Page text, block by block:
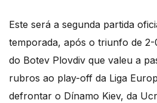
Este será a segunda partida
temporada, após o triunfo de
do Botev Plovdiv que valeu a
rubros ao play-off da Liga
defrontar o Dínamo Kiev, da